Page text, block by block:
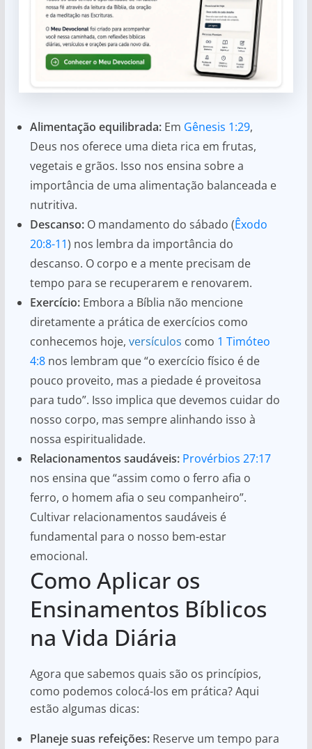
Alimentação equilibrada:Em Gênesis 1:29,
Deus nos oferece uma dieta rica em frutas,
vegetais e grãos. Isso nos ensina sobre a
importância de uma alimentação balanceada e
nutritiva.
Descanso:O mandamento do sábado (Êxodo
20:8-11) nos lembra da importância do
descanso. O corpo e a mente precisam de
tempo para se recuperarem e renovarem.
Exercício:Embora a Bíblia não mencione
diretamente a prática de exercícios como
conhecemos hoje, versículos como 1 Timóteo
4:8nos lembram que “o exercício físico é de
pouco proveito, mas a piedade é proveitosa
para tudo”. Isso implica que devemos cuidar do
nosso corpo, mas sempre alinhando isso à
nossa espiritualidade.
Relacionamentos saudáveis: Provérbios 27:17
nos ensina que “assim como o ferro afia o
ferro, o homem afia o seu companheiro”.
Cultivar relacionamentos saudáveis é
fundamental para o nosso bem-estar
emocional.
Como Aplicar os
Ensinamentos Bíblicos
na Vida Diária
Agora que sabemos quais são os princípios,
como podemos colocá-los em prática? Aqui
estão algumas dicas:
Planeje suas refeições:Reserve um tempo para